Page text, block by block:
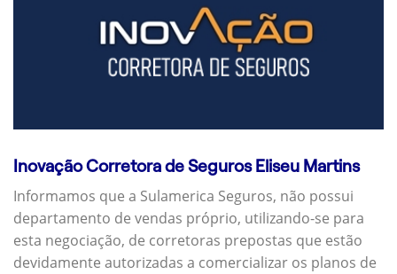
Inovação Corretora de Seguros Eliseu Martins
Informamos que a Sulamerica Seguros, não possui
departamento de vendas próprio, utilizando-se para
esta negociação, de corretoras prepostas que estão
devidamente autorizadas a comercializar os planos de